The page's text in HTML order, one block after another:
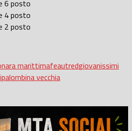
6 posto
4 posto
2 posto
marittimafeautredgiovanissimi
palombina vecchia